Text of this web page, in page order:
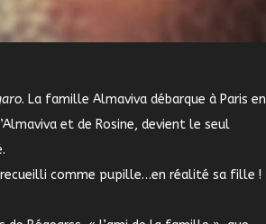
. La famille Almaviva débarque à Paris en
et de Rosine, devient le seul
recueilli comme pupille…en réalité sa fille !